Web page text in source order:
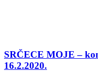
SRČECE MOJE –
16.2.2020.